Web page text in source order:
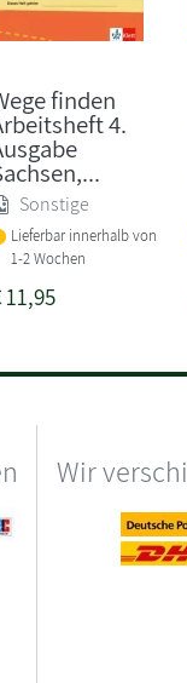
finden
4.
Sonstige
Lieferbar innerhalb von
1-2 Wochen
11,95
Wir